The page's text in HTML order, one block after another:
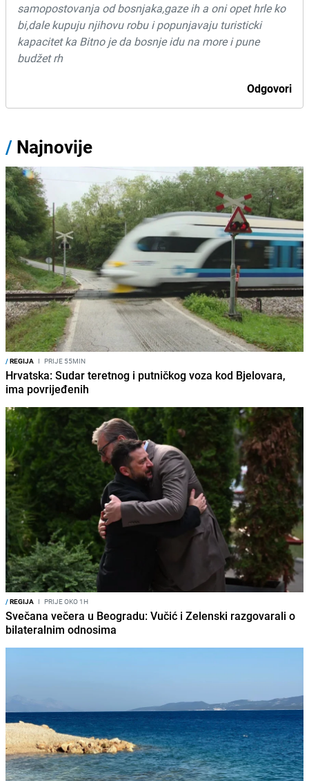
samopostovanja od bosnjaka,gaze ih a oni opet hrle ko
bi,dale kupuju njihovu robu i popunjavaju turisticki
kapacitet ka Bitno je da bosnje idu na more i pune
budžet rh
Odgovori
/ Najnovije
/REGIJA I PRIJE 55MIN
Hrvatska: Sudar teretnog i putničkog voza kod Bjelovara,
ima povrijeđenih
/REGIJA I PRIJE OKO 1H
Svečana večera u Beogradu: Vučić i Zelenski razgovarali o
bilateralnim odnosima